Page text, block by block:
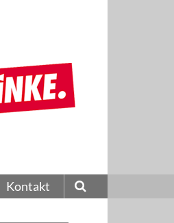
Kontakt